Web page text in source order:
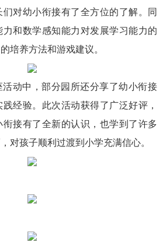
对幼小衔接有了全方位的了解。同
和数学感知能力对发展学习能力的
培养方法和游戏建议。
动中，部分园所还分享了幼小衔接
经验。此次活动获得了广泛好评，
接有了全新的认识，也学到了许多
对孩子顺利过渡到小学充满信心。